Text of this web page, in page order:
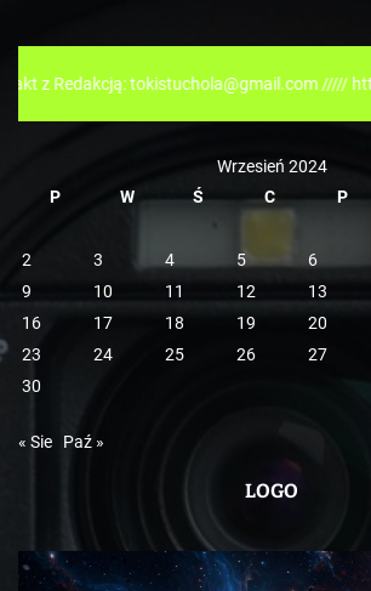
i
e
tokistuchola@gmail.com ///// https://
Wrzesień 2024
P
W Ś C P
2
3 4 5 6
9
10 11 12 13
16
17 18 19 20
23
24 25 26 27
30
« Sie Paź »
LOGO